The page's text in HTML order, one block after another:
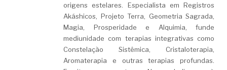
origens estelares. Especialista em Registros
Akáshicos, Projeto Terra, Geometria Sagrada,
Magia, Prosperidade e Alquimia, funde
mediunidade com terapias integrativas como
Constelação Sistêmica, Cristaloterapia,
Aromaterapia e outras terapias profundas.